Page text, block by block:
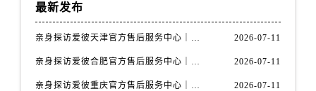
江苏省泰州市海陵区永定东路399号置地商务中心东塔（华润万象城）17层1706室爱彼售后服务中心（需提前预约）
最新发布
亲身探访爱彼天津官方售后服务中心｜全部地址与售后电话（2026年7月最新） 2026-07-11
亲身探访爱彼合肥官方售后服务中心｜热线电话与网点地址（2026年7月最新） 2026-07-11
亲身探访爱彼重庆官方售后服务中心｜详细地址与售后电话（2026年7月最新） 2026-07-11